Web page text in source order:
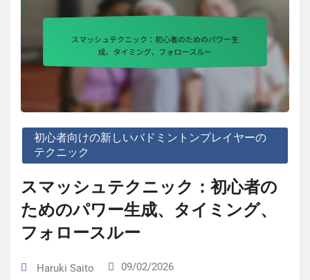
初心者向けの新しいバドミントンプレイヤーの
テクニック
スマッシュテクニック：初心者の
ためのパワー生成、タイミング、
フォロースルー
Haruki Saito 09/02/2026